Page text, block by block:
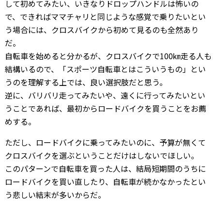
して初めてみたい、いきなりドロップハンドルは怖いの
で、できればママチャリと同じような感覚で乗りたいとい
う場合には、クロスバイクから初めて見るのも全然あり
だ。
自転車を始めると分かるが、クロスバイクで100㎞走る人も
結構いるので、「スポーツ自転車とはこういうもの」とい
うのを理解する上では、良い選択肢だと思う。
逆に、バリバリ走ってみたいや、遠くに行ってみたいとい
うことであれば、最初からロードバイクを買うことをお薦
めする。
ただし、ロードバイクに乗ってみたいのに、予算が無くて
クロスバイクを選ぶということだけはしないでほしい。
このパターンで自転車を買った人は、結局短期間のうちに
ロードバイクを買い直したり、自転車が続かなかったとい
う悲しい結末が多いからだ。